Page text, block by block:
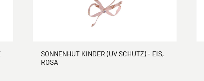
SONNENHUT KINDER (UV SCHUTZ) - EIS,
ROSA